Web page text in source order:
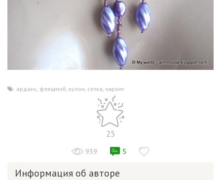
арданс флешмоб кулон сетка чароит
25
939 5
Информация об авторе